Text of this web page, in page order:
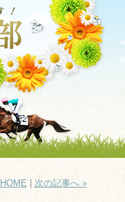
HOME| 次の記事へ »